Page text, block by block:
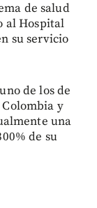
de salud
al Hospital
su servicio
de los de
y
una
de su